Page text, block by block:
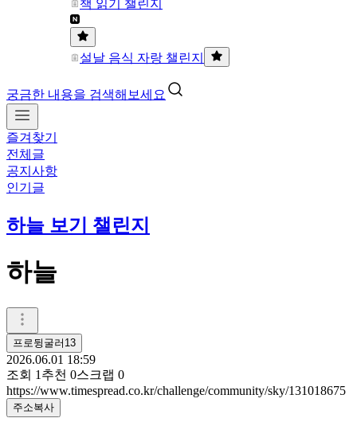
책 읽기 챌린지
설날 음식 자랑 챌린지
궁금한 내용을 검색해보세요
즐겨찾기
전체글
공지사항
인기글
하늘 보기 챌린지
하늘
프로뒹굴러13
2026.06.01 18:59
조회 1 추천 0스크랩 0
https://www.timespread.co.kr/challenge/community/sky/131018675
주소복사